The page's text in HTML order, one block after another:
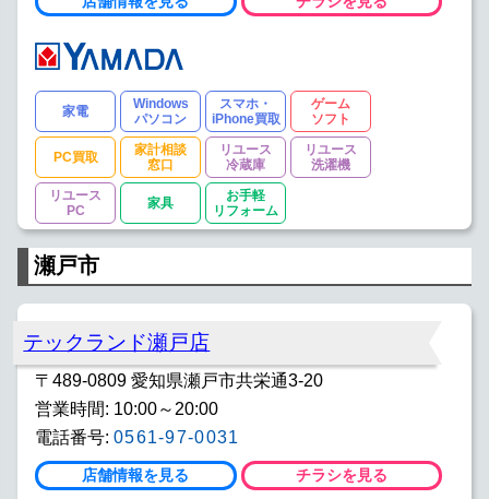
家電
Windows
パソコン
スマホ・
iPhone買取
ゲーム
ソフト
PC買取
家計相談
窓口
リユース
冷蔵庫
リユース
洗濯機
リユース
PC
家具
お手軽
リフォーム
瀬戸市
テックランド瀬戸店
〒489-0809 愛知県瀬戸市共栄通3-20
営業時間: 10:00～20:00
電話番号: 0561-97-0031
店舗情報を見る チラシを見る